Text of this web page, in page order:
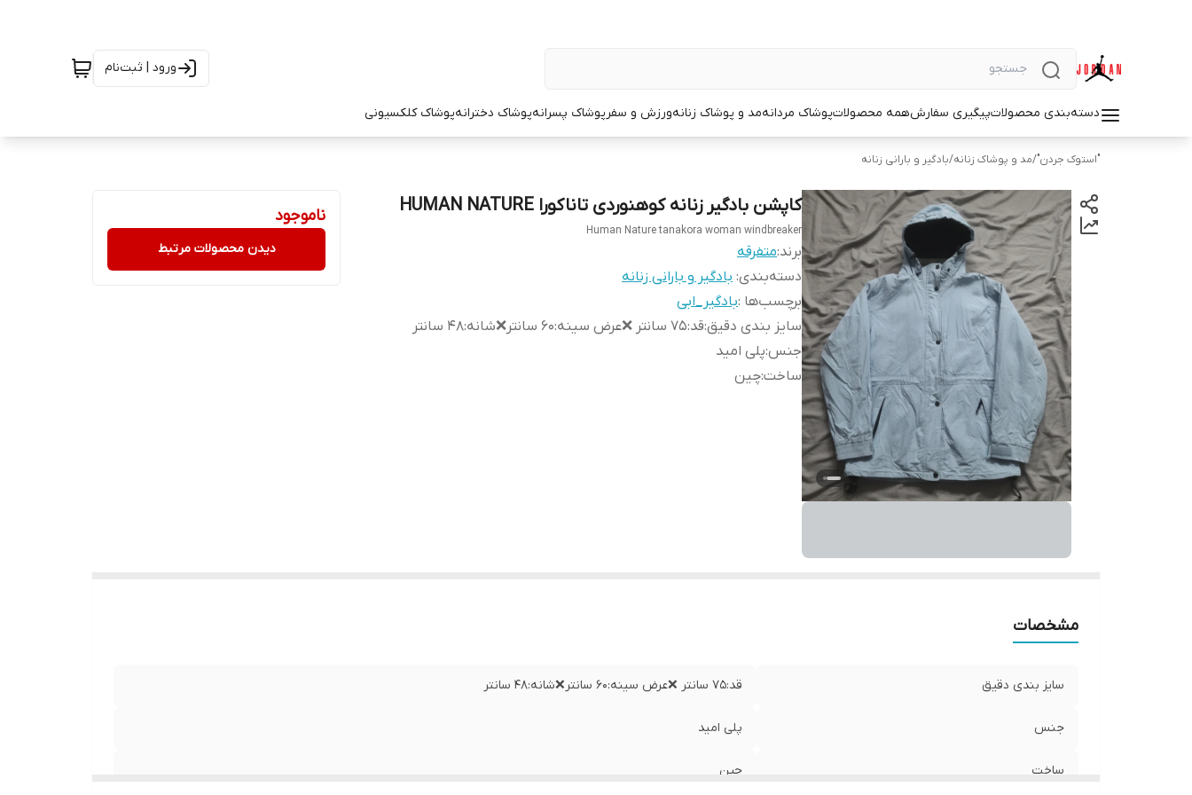
ورود | ثبت‌نام
دسته‌بندی محصولاتپیگیری سفارشهمه محصولاتپوشاک مردانهمد و پوشاک زنانهورزش و سفرپوشاک پسرانهپوشاک دخترانهپوشاک کلکسیونی
"استوک جردن"/مد و پوشاک زنانه/بادگیر و بارانی زنانه
کاپشن بادگیر زنانه کوهنوردی تاناکورا HUMAN NATURE
Human Nature tanakora woman windbreaker
برند:متفرقه
دسته‌بندی: بادگیر و بارانی زنانه
برچسب‌ها :بادگیر_ابی
سایز بندی دقیق:قد:۷۵ سانتر ❌عرض سینه:۶۰ سانتر❌شانه:۴۸ سانتر
جنس:پلی امید
ساخت:چین
ناموجود
دیدن محصولات مرتبط
مشخصات
سایز بندی دقیق قد:۷۵ سانتر ❌عرض سینه:۶۰ سانتر❌شانه:۴۸ سانتر
جنس پلی امید
ساخت چین